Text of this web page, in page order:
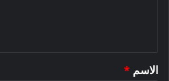
*
الاسم *